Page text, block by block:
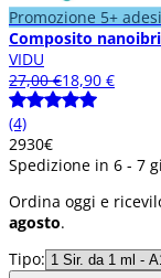
Promozione 5+
Composito
VIDU
27,00 €18,90 €
(4)
2930€
Spedizione in 6 - 7
Ordina oggi e
agosto.
Tipo: